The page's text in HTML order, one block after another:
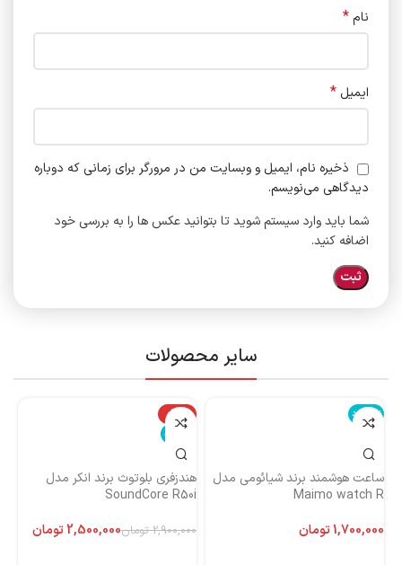
نام*
ایمیل *
ذخیره نام، ایمیل و وبسایت من در مرورگر برای زمانی که دوباره
دیدگاهی می‌نویسم.
شما باید وارد سیستم شوید تا بتوانید عکس ها را به بررسی خود
اضافه کنید.
سایر محصولات
ناموجود
ساعت هوشمند برند شیائومی مدل
Maimo watch R
تومان
-14%
ناموجود
هندزفری بلوتوث برند انکر مدل
SoundCore R50i
2,900,000 تومان2,500,000تومان